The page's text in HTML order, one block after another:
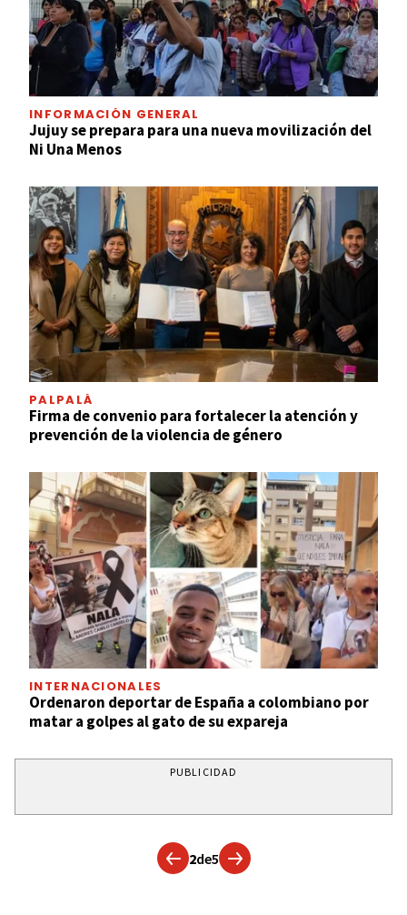
INFORMACIÓN GENERAL
Jujuy se prepara para una nueva movilización del
Ni Una Menos
PALPALÁ
Firma de convenio para fortalecer la atención y
prevención de la violencia de género
INTERNACIONALES
Ordenaron deportar de España a colombiano por
matar a golpes al gato de su expareja
PUBLICIDAD
2de5